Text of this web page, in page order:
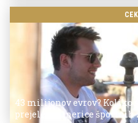
43 milijonov evrov? Koliko
prejele partnerice športnih